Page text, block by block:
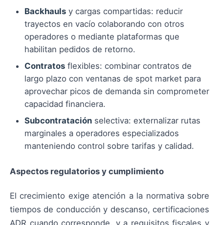
Backhauls y cargas compartidas: reducir
trayectos en vacío colaborando con otros
operadores o mediante plataformas que
habilitan pedidos de retorno.
Contratos flexibles: combinar contratos de
largo plazo con ventanas de spot market para
aprovechar picos de demanda sin comprometer
capacidad financiera.
Subcontratación selectiva: externalizar rutas
marginales a operadores especializados
manteniendo control sobre tarifas y calidad.
Aspectos regulatorios y cumplimiento
El crecimiento exige atención a la normativa sobre
tiempos de conducción y descanso, certificaciones
ADR cuando corresponde, y a requisitos fiscales y